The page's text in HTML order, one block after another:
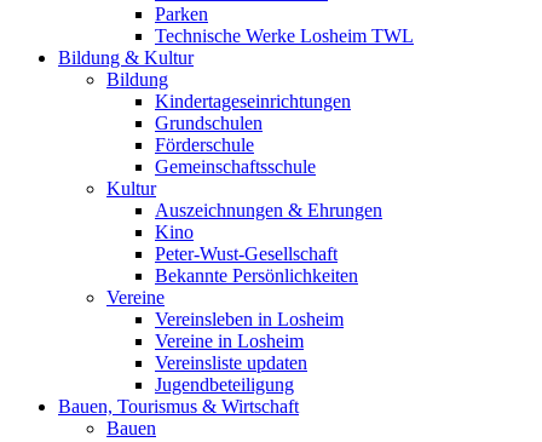
Parken
Technische Werke Losheim TWL
Bildung & Kultur
Bildung
Kindertageseinrichtungen
Grundschulen
Förderschule
Gemeinschaftsschule
Kultur
Auszeichnungen & Ehrungen
Kino
Peter-Wust-Gesellschaft
Bekannte Persönlichkeiten
Vereine
Vereinsleben in Losheim
Vereine in Losheim
Vereinsliste updaten
Jugendbeteiligung
Bauen, Tourismus & Wirtschaft
Bauen